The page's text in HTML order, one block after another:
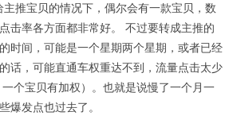
推宝贝的情况下，偶尔会有一款宝贝，数
击率各方面都非常好。 不过要转成主推的
时间，可能是一个星期两个星期，或者已经
话，可能直通车权重达不到，流量点击太少
一个宝贝有加权）。也就是说慢了一个月一
爆发点也过去了。